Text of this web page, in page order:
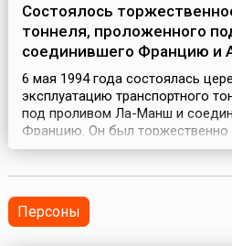
Состоялось
тоннеля, проложенного
соединившего Францию и
6 мая 1994 года состоялась
эксплуатацию транспортного
под проливом Ла-Манш и
Францию. Он был торжественно
стран-участниц – королевой
тоннель под Ла-Маншем (фр.
Channel Tunnel) или ...
Персоны